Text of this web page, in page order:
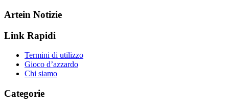
Artein Notizie
Link Rapidi
Termini di utilizzo
Gioco d’azzardo
Chi siamo
Categorie